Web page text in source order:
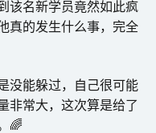
该名新学员竟然如此疯
真的发生什么事，完全
没能躲过，自己很可能
非常大，这次算是给了
🌈